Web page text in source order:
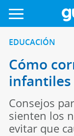
EDUCACIÓN
Cómo
infantiles
Consejos
sienten los
evitar que